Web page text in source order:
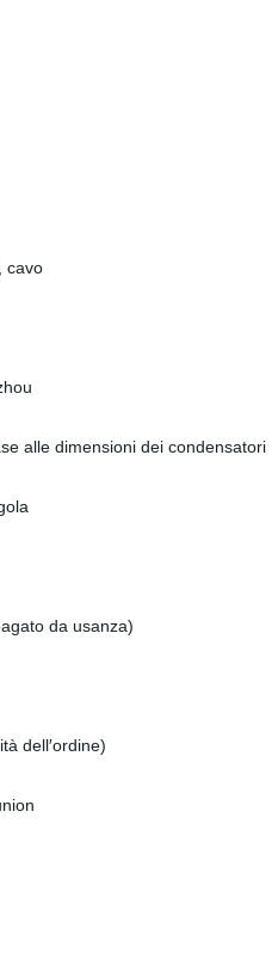
cavo
alle dimensioni dei condensatori
da usanza)
dell′ordine)